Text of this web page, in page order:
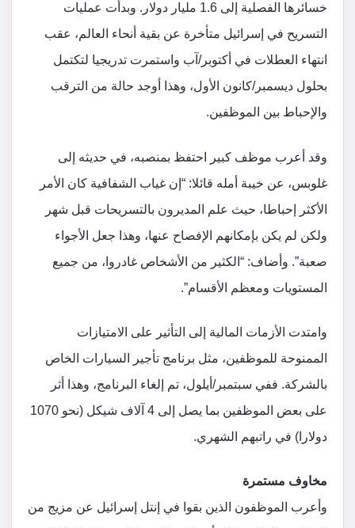
خسائرها الفصلية إلى 1.6 مليار دولار. وبدأت عمليات
التسريح في إسرائيل متأخرة عن بقية أنحاء العالم، عقب
انتهاء العطلات في أكتوبر/آب واستمرت تدريجيا لتكتمل
بحلول ديسمبر/كانون الأول، وهذا أوجد حالة من الترقب
والإحباط بين الموظفين.
وقد أعرب موظف كبير احتفظ بمنصبه، في حديثه إلى
غلوبس، عن خيبة أمله قائلا: “إن غياب الشفافية كان الأمر
الأكثر إحباطا، حيث علم المديرون بالتسريحات قبل شهر
ولكن لم يكن بإمكانهم الإفصاح عنها، وهذا جعل الأجواء
صعبة”. وأضاف: “الكثير من الأشخاص غادروا، من جميع
المستويات ومعظم الأقسام”.
وامتدت الأزمات المالية إلى التأثير على الامتيازات
الممنوحة للموظفين، مثل برنامج تأجير السيارات الخاص
بالشركة. ففي سبتمبر/أيلول، تم إلغاء البرنامج، وهذا أثر
على بعض الموظفين بما يصل إلى 4 آلاف شيكل (نحو 1070
دولارا) في راتبهم الشهري.
مخاوف مستمرة
وأعرب الموظفون الذين بقوا في إنتل إسرائيل عن مزيج من